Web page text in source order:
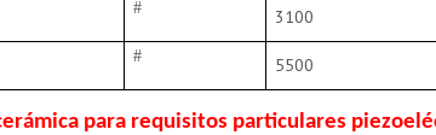
# 3100
# 5500
para requisitos particulares